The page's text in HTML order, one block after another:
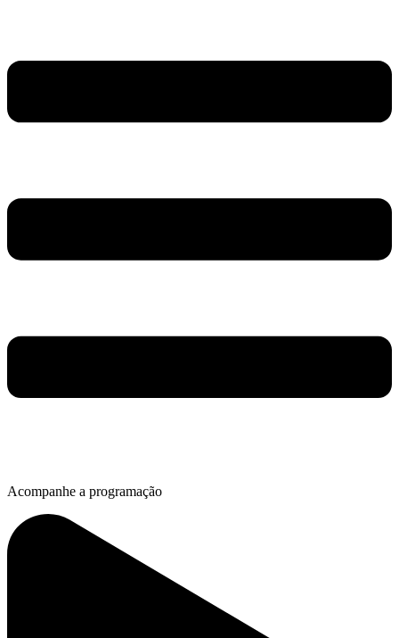
Acompanhe a programação